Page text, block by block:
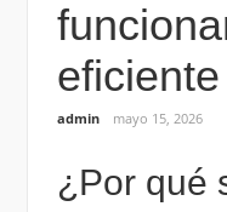
eficiente
admin mayo 15, 2026
¿Por qué